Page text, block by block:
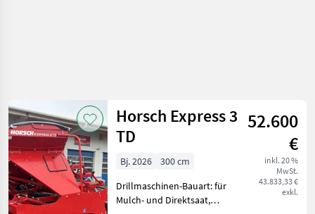
Horsch Express 3
TD
52.600
€
inkl. 20 %
MwSt.
43.833,33 €
exkl.
Bj. 2026
300 cm
Drillmaschinen-Bauart: für
Mulch- und Direktsaat,